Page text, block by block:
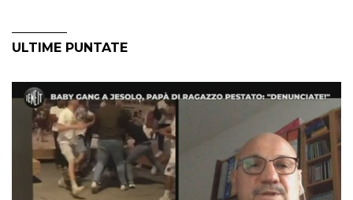
ULTIME PUNTATE